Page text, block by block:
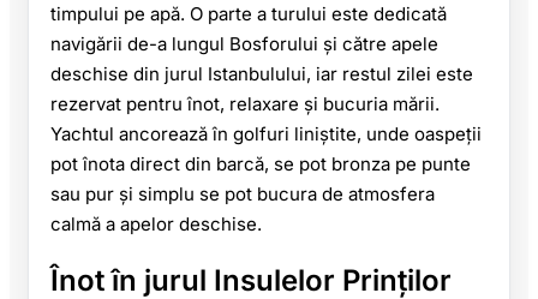
timpului pe apă. O parte a turului este dedicată
navigării de-a lungul Bosforului și către apele
deschise din jurul Istanbulului, iar restul zilei este
rezervat pentru înot, relaxare și bucuria mării.
Yachtul ancorează în golfuri liniștite, unde oaspeții
pot înota direct din barcă, se pot bronza pe punte
sau pur și simplu se pot bucura de atmosfera
calmă a apelor deschise.
Înot în jurul Insulelor Prinților